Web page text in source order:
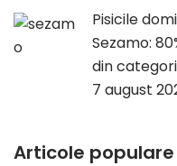
Pisicile
Sezamo:
din
7 august
Articole populare